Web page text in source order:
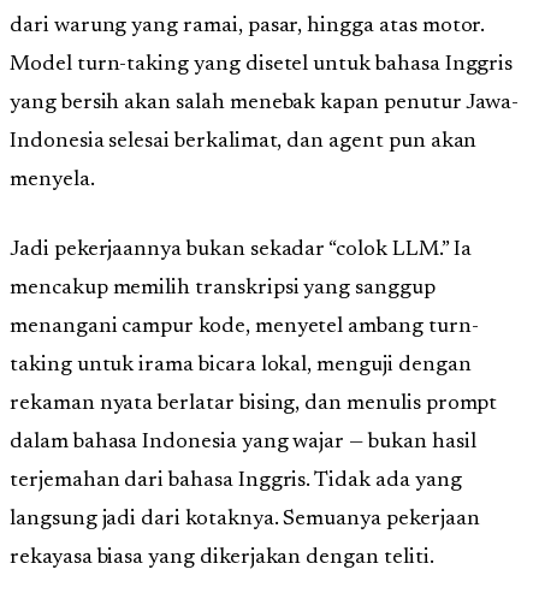
dari warung yang ramai, pasar, hingga atas motor.
Model turn-taking yang disetel untuk bahasa Inggris
yang bersih akan salah menebak kapan penutur Jawa-
Indonesia selesai berkalimat, dan agent pun akan
menyela.
Jadi pekerjaannya bukan sekadar “colok LLM.” Ia
mencakup memilih transkripsi yang sanggup
menangani campur kode, menyetel ambang turn-
taking untuk irama bicara lokal, menguji dengan
rekaman nyata berlatar bising, dan menulis prompt
dalam bahasa Indonesia yang wajar — bukan hasil
terjemahan dari bahasa Inggris. Tidak ada yang
langsung jadi dari kotaknya. Semuanya pekerjaan
rekayasa biasa yang dikerjakan dengan teliti.